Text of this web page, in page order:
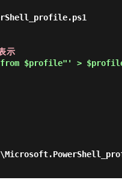
示
from $profile"' >